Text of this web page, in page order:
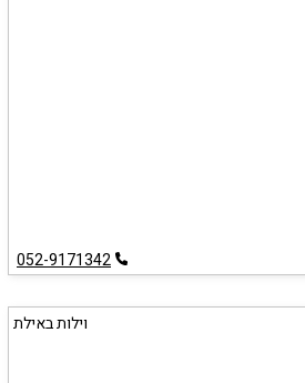
052-9171342
וילות באילת